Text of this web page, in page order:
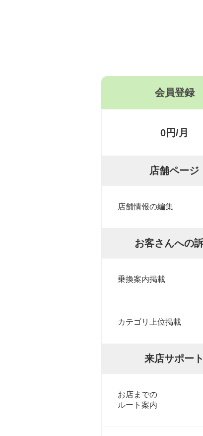
会員登録
0円/月
店舗ページ
店舗情報の編集
お客さんへの
乗換案内掲載
カテゴリ上位掲載
来店サポート
お店までの
ルート案内